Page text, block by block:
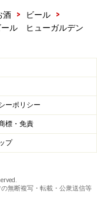
酒 > ビール
>
ール ヒューガルデン
ーポリシー
標・免責
プ
無断複写・転載・公衆送信等